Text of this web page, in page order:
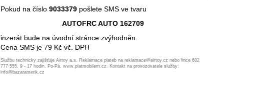
Pokud na číslo9033379 pošlete SMS ve tvaru
AUTOFRC AUTO 162709
inzerát bude na úvodní stránce zvýhodněn.
Cena SMS je 79 Kč vč. DPH
Službu technicky zajišťuje Airtoy a.s. Reklamace plateb na reklamace@airtoy.cz nebo lince 602
777 555, 9 - 17 hodin, Po-Pá, www.platmobilem.cz. Kontakt na provozovatele služby:
info@bazaramerik.cz